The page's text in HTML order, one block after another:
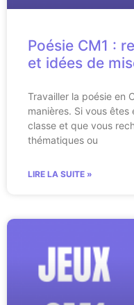
Poésie CM1 :
et idées de
Travailler la poésie en
manières. Si vous
classe et que vous
thématiques ou
LIRE LA SUITE »